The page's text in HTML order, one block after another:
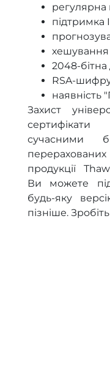
регулярна
підтримка
хешування
2048-
RSA-
наявність
Захист
сучасними
продукції
Ви можете
будь-яку
пізніше.